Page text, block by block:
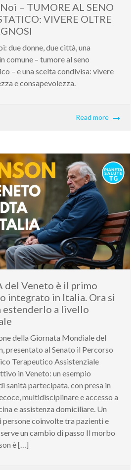
– TUMORE AL SENO
VIVERE OLTRE
due donne, due città, una
comune – tumore al seno
– e una scelta condivisa: vivere
e consapevolezza.
Read more
del Veneto è il primo
integrato in Italia. Ora si
estenderlo a livello
della Giornata Mondiale del
presentato al Senato il Percorso
Terapeutico Assistenziale
in Veneto: un esempio
sanità partecipata, con presa in
multidisciplinare e accesso a
e assistenza domiciliare. Un
persone coinvolte tra pazienti e
un cambio di passo Il morbo
è […]